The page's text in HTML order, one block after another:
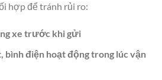
hợp để tránh rủi ro:
xe trước khi gửi
bình điện hoạt động trong lúc vận